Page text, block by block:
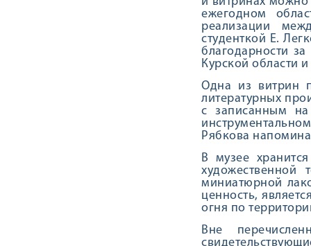
ежегодном
реализации
студенткой Е.
благодарности
Курской области и
Одна из витрин
литературных
с записанным
Рябкова
В музее
миниатюрной
ценность,
огня по
Вне